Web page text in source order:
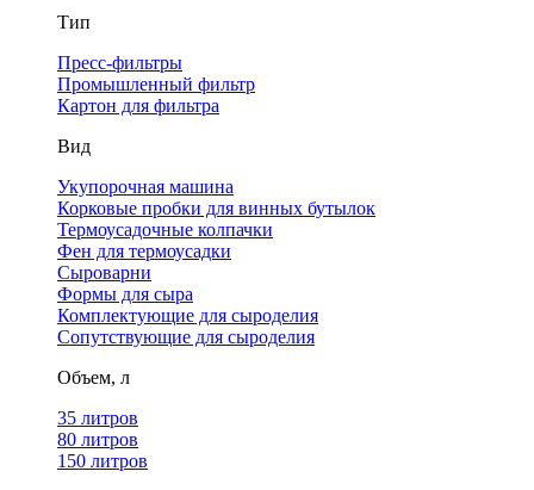
Тип
Пресс-фильтры
Промышленный фильтр
Картон для фильтра
Вид
Укупорочная машина
Корковые пробки для винных бутылок
Термоусадочные колпачки
Фен для термоусадки
Сыроварни
Формы для сыра
Комплектующие для сыроделия
Сопутствующие для сыроделия
Объем, л
35 литров
80 литров
150 литров